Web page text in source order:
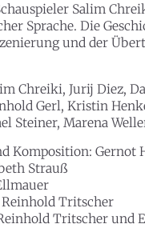
Salim
Sprache. Die
und der
Chreiki, Jurij Diez,
Gerl, Kristin
Steiner, Marena
Komposition: Gernot
Strauß
Tritscher
Tritscher und